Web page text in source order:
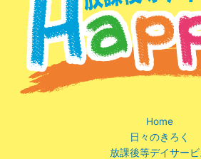
Home
日々のきろく
放課後等デイサービ